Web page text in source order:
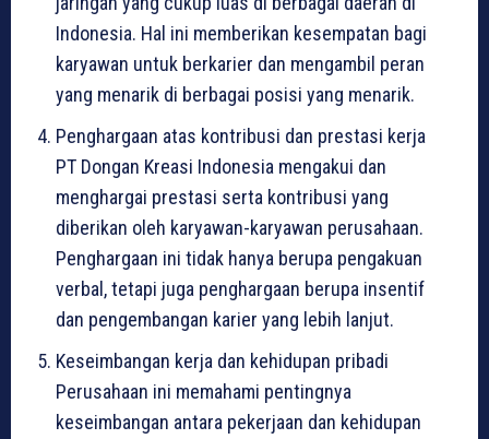
Indonesia. Hal ini memberikan kesempatan bagi
karyawan untuk berkarier dan mengambil peran
yang menarik di berbagai posisi yang menarik.
Penghargaan atas kontribusi dan prestasi kerja
PT Dongan Kreasi Indonesia mengakui dan
menghargai prestasi serta kontribusi yang
diberikan oleh karyawan-karyawan perusahaan.
Penghargaan ini tidak hanya berupa pengakuan
verbal, tetapi juga penghargaan berupa insentif
dan pengembangan karier yang lebih lanjut.
Keseimbangan kerja dan kehidupan pribadi
Perusahaan ini memahami pentingnya
keseimbangan antara pekerjaan dan kehidupan